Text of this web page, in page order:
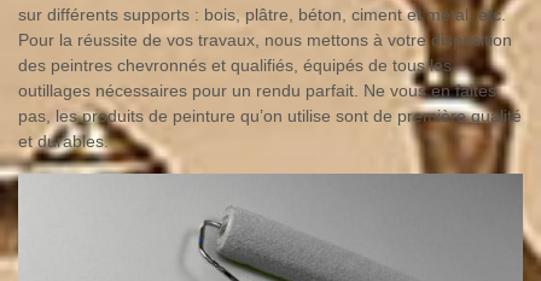
sur différents supports : bois, plâtre, béton, ciment et métal, etc.
Pour la réussite de vos travaux, nous mettons à votre disposition
des peintres chevronnés et qualifiés, équipés de tous les
outillages nécessaires pour un rendu parfait. Ne vous en faites
pas, les produits de peinture qu’on utilise sont de première qualité
et durables.